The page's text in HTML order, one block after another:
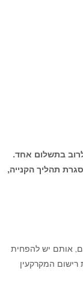
בתשלום אחד.
תהליך הקנייה,
אותם יש להפחית
המקרקעין